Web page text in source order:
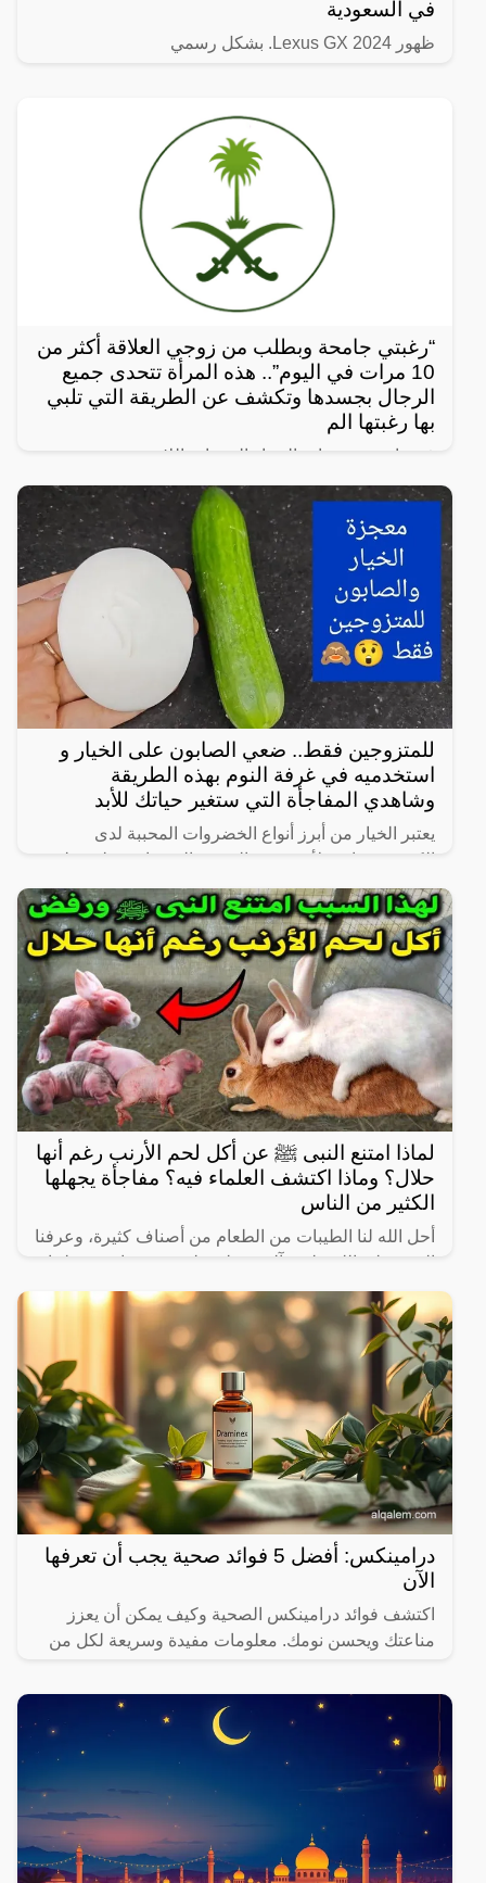
في السعودية
ظهور Lexus GX 2024. بشكل رسمي
“رغبتي جامحة وبطلب من زوجي العلاقة أكثر من
10 مرات في اليوم”.. هذه المرأة تتحدى جميع
الرجال بجسدها وتكشف عن الطريقة التي تلبي
بها رغبتها الم
في واحدة من نوادر النساء العربيات اللاتي يعشن شهوة
مفرطة في الرغبة بالعلاقة الجنسية، سواءً ضمن علاقة
زوجية مشروعة أو علاقة محرمة مع الرجال، ففي هذا
المقال
للمتزوجين فقط.. ضعي الصابون على الخيار و
استخدميه في غرفة النوم بهذه الطريقة
وشاهدي المفاجأة التي ستغير حياتك للأبد
يعتبر الخيار من أبرز أنواع الخضروات المحببة لدى
الكثيرين، خاصة لأنه شبه خالي من السعرات وطعمه لذيذ
ومنعش، وله فوائد كثيرة لأنه غني بالفيتامينات والمعادن،
كما
لماذا امتنع النبى ﷺ عن أكل لحم الأرنب رغم أنها
حلال؟ وماذا اكتشف العلماء فيه؟ مفاجأة يجهلها
الكثير من الناس
أحل الله لنا الطيبات من الطعام من أصناف كثيرة، وعرفنا
النبي صلى الله عليه وآله وسـلم على بعض ما حرم علينا،
ولكن يثير البعض من حين لآخر بعض المعلومات الغير
درامينكس: أفضل 5 فوائد صحية يجب أن تعرفها
الآن
اكتشف فوائد درامينكس الصحية وكيف يمكن أن يعزز
مناعتك ويحسن نومك. معلومات مفيدة وسريعة لكل من